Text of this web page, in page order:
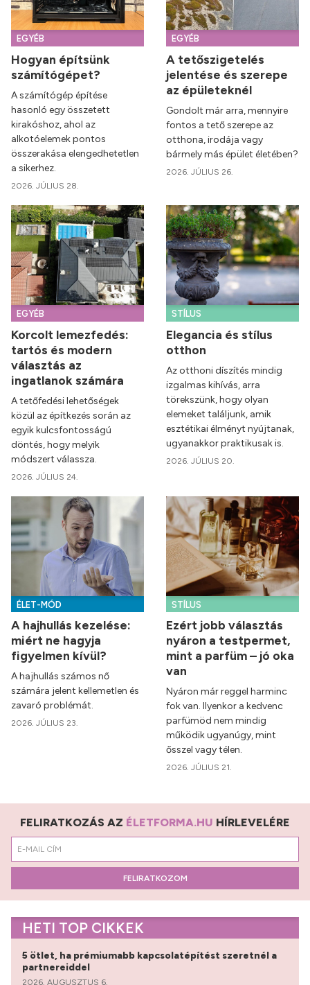
EGYÉB
Hogyan építsünk
számítógépet?
A számítógép építése
hasonló egy összetett
kirakóshoz, ahol az
alkotóelemek pontos
összerakása elengedhetetlen
a sikerhez.
2026. JÚLIUS 28.
EGYÉB
A tetőszigetelés
jelentése és szerepe
az épületeknél
Gondolt már arra, mennyire
fontos a tető szerepe az
otthona, irodája vagy
bármely más épület életében?
2026. JÚLIUS 26.
EGYÉB
Korcolt lemezfedés:
tartós és modern
választás az
ingatlanok számára
A tetőfedési lehetőségek
közül az építkezés során az
egyik kulcsfontosságú
döntés, hogy melyik
módszert válassza.
2026. JÚLIUS 24.
STÍLUS
Elegancia és stílus
otthon
Az otthoni díszítés mindig
izgalmas kihívás, arra
törekszünk, hogy olyan
elemeket találjunk, amik
esztétikai élményt nyújtanak,
ugyanakkor praktikusak is.
2026. JÚLIUS 20.
ÉLET-MÓD
A hajhullás kezelése:
miért ne hagyja
figyelmen kívül?
A hajhullás számos nő
számára jelent kellemetlen és
zavaró problémát.
2026. JÚLIUS 23.
STÍLUS
Ezért jobb választás
nyáron a testpermet,
mint a parfüm – jó oka
van
Nyáron már reggel harminc
fok van. Ilyenkor a kedvenc
parfümöd nem mindig
működik ugyanúgy, mint
ősszel vagy télen.
2026. JÚLIUS 21.
FELIRATKOZÁS AZ ÉLETFORMA.HU HÍRLEVELÉRE
FELIRATKOZOM
HETI TOP CIKKEK
5 ötlet, ha prémiumabb kapcsolatépítést szeretnél a
partnereiddel
2026. AUGUSZTUS 6.